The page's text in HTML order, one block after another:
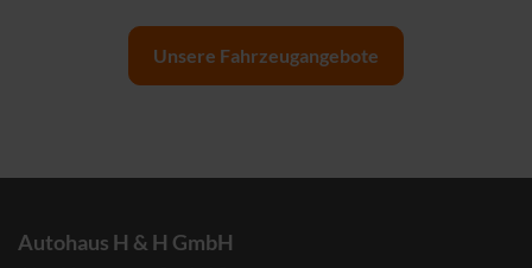
Unsere Fahrzeugangebote
Autohaus H & H GmbH